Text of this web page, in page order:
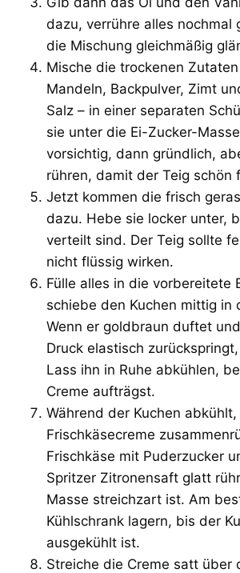
dazu, verrühre alles nochmal
die Mischung gleichmäßig
Mische die trockenen
Mandeln, Backpulver, Zimt
Salz – in einer separaten
sie unter die Ei-Zucker-
vorsichtig, dann gründlich,
rühren, damit der Teig schön
Jetzt kommen die frisch
dazu. Hebe sie locker unter,
verteilt sind. Der Teig sollte
nicht flüssig wirken.
Fülle alles in die vorbereitete
schiebe den Kuchen mittig in
Wenn er goldbraun duftet
Druck elastisch
Lass ihn in Ruhe abkühlen,
Creme aufträgst.
Während der Kuchen
Frischkäsecreme
Frischkäse mit Puderzucker
Spritzer Zitronensaft glatt
Masse streichzart ist. Am
Kühlschrank lagern, bis der
ausgekühlt ist.
Streiche die Creme satt über